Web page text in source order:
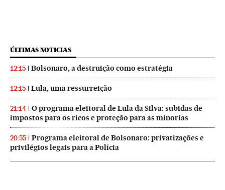
ÚLTIMAS NOTICIAS
12:15 Bolsonaro, a destruição como estratégia
12:15 Lula, uma ressurreição
21:14
O programa eleitoral de Lula da Silva: subidas de
impostos para os ricos e proteção para as minorias
20:55
Programa eleitoral de Bolsonaro: privatizações e
privilégios legais para a Polícia